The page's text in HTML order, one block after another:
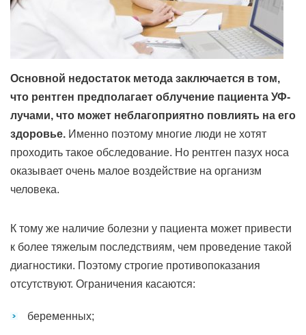
Основной недостаток метода заключается в том,
что рентген предполагает облучение пациента УФ-
лучами, что может неблагоприятно повлиять на его
здоровье. Именно поэтому многие люди не хотят
проходить такое обследование. Но рентген пазух носа
оказывает очень малое воздействие на организм
человека.
К тому же наличие болезни у пациента может привести
к более тяжелым последствиям, чем проведение такой
диагностики. Поэтому строгие противопоказания
отсутствуют. Ограничения касаются:
беременных;